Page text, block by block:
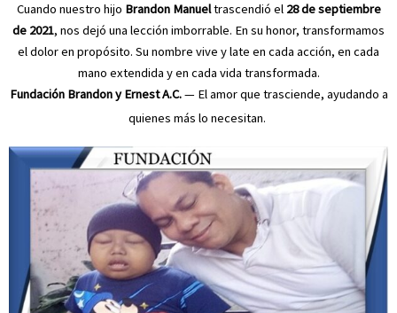
Cuando nuestro hijo Brandon Manueltrascendió el 28 de septiembre
de 2021, nos dejó una lección imborrable. En su honor, transformamos
el dolor en propósito. Su nombre vive y late en cada acción, en cada
mano extendida y en cada vida transformada.
Fundación Brandon y Ernest A.C.— El amor que trasciende, ayudando a
quienes más lo necesitan.